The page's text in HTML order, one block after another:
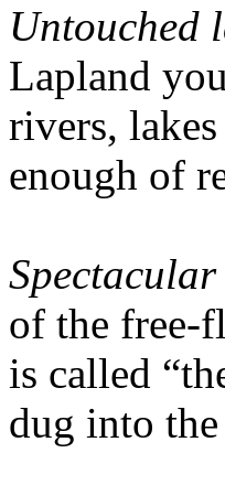
Untouched
Lapland
rivers,
enough of
of the free-
is called
dug into